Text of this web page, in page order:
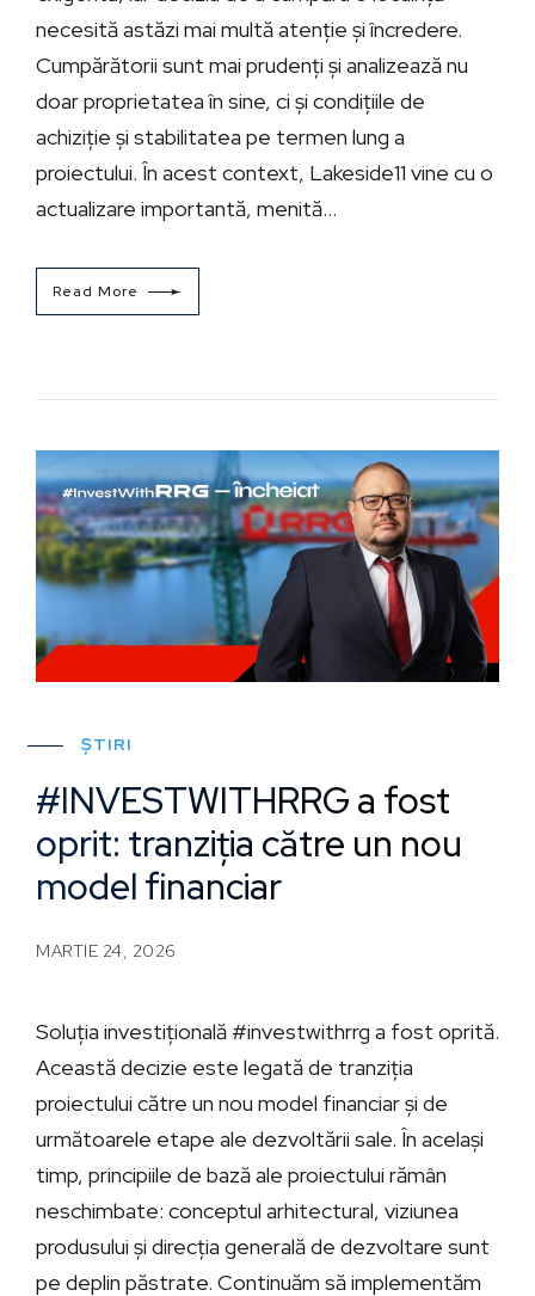
necesită astăzi mai multă atenție și încredere.
Cumpărătorii sunt mai prudenți și analizează nu
doar proprietatea în sine, ci și condițiile de
achiziție și stabilitatea pe termen lung a
proiectului. În acest context, Lakeside11 vine cu o
actualizare importantă, menită...
Read More
ȘTIRI
#INVESTWITHRRG a fost
oprit: tranziția către un nou
model financiar
MARTIE 24, 2026
Soluția investițională #investwithrrg a fost oprită.
Această decizie este legată de tranziția
proiectului către un nou model financiar și de
următoarele etape ale dezvoltării sale. În același
timp, principiile de bază ale proiectului rămân
neschimbate: conceptul arhitectural, viziunea
produsului și direcția generală de dezvoltare sunt
pe deplin păstrate. Continuăm să implementăm